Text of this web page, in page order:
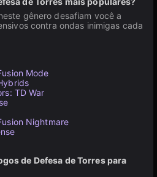
gênero desafiam você a
contra ondas inimigas cada
Mode
TD War
Nightmare
de Defesa de Torres para